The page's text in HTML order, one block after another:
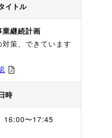
イトル
継続計画
策、できています
時
16:00〜17:45